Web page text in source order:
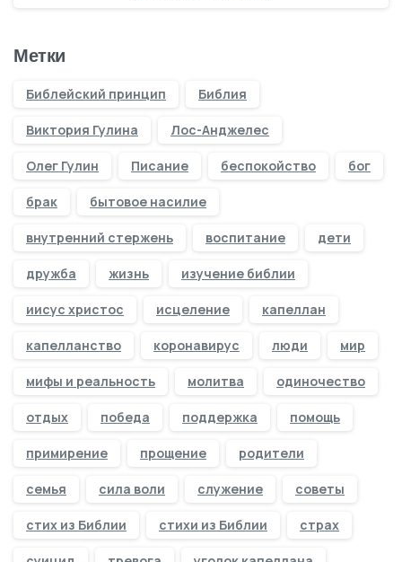
Метки
Библейский принцип Библия
Виктория Гулина Лос-Анджелес
Олег Гулин Писание беспокойство бог
брак бытовое насилие
внутренний стержень воспитание дети
дружба жизнь изучение библии
иисус христос исцеление капеллан
капелланство коронавирус люди мир
мифы и реальность молитва одиночество
отдых победа поддержка помощь
примирение прощение родители
семья сила воли служение советы
стих из Библии стихи из Библии страх